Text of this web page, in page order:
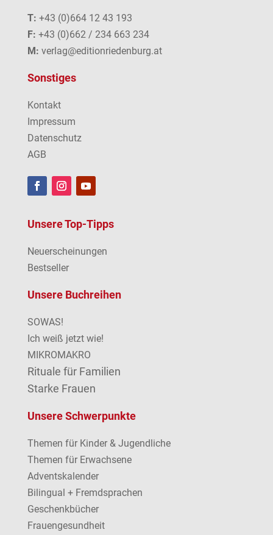
T: +43 (0)664 12 43 193
F: +43 (0)662 / 234 663 234
M: verlag@editionriedenburg.at
Sonstiges
Kontakt
Impressum
Datenschutz
AGB
Unsere Top-Tipps
Neuerscheinungen
Bestseller
Unsere Buchreihen
SOWAS!
Ich weiß jetzt wie!
MIKROMAKRO
Rituale für Familien
Starke Frauen
Unsere Schwerpunkte
Themen für Kinder & Jugendliche
Themen für Erwachsene
Adventskalender
Bilingual + Fremdsprachen
Geschenkbücher
Frauengesundheit